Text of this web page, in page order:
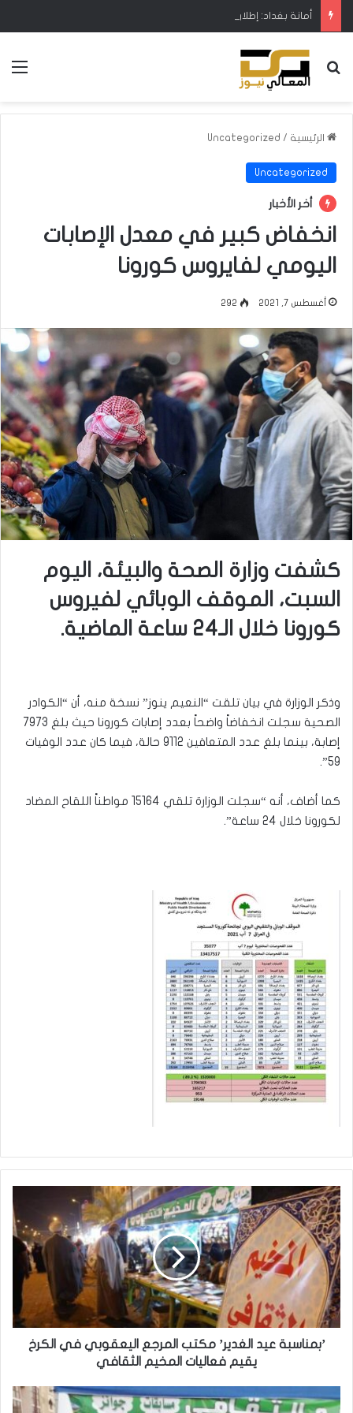
بحث عن
الرئيسية /
Uncategorized
Uncategorized
أخر الأخبار
انخفاض كبير في معدل الإصابات
اليومي لفايروس كورونا
أغسطس 7, 2021 292
كشفت وزارة الصحة والبيئة، اليوم
السبت، الموقف الوبائي لفيروس
كورونا خلال الـ24 ساعة الماضية.
وذكر الوزارة في بيان تلقت “النعيم ينوز” نسخة منه، أن “الكوادر
الصحية سجلت انخفاضاً واضحاً بعدد إصابات كورونا حيث بلغ 7973
إصابة، بينما بلغ عدد المتعافين 9112 حالة، فيما كان عدد الوفيات
59”.
كما أضاف، أنه “سجلت الوزارة تلقي 15164 مواطناً اللقاح المضاد
لكورونا خلال 24 ساعة”.
’
ب
م
ن
ا
س
ب
ة
ع
غ
’بمناسبة عيد الغدير’ مكتب المرجع اليعقوبي في الكرخ
يقيم فعاليات المخيم الثقافي